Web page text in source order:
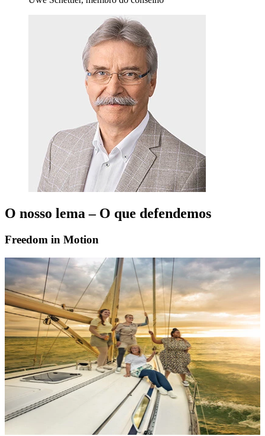
O nosso lema – O que defendemos
Freedom in Motion